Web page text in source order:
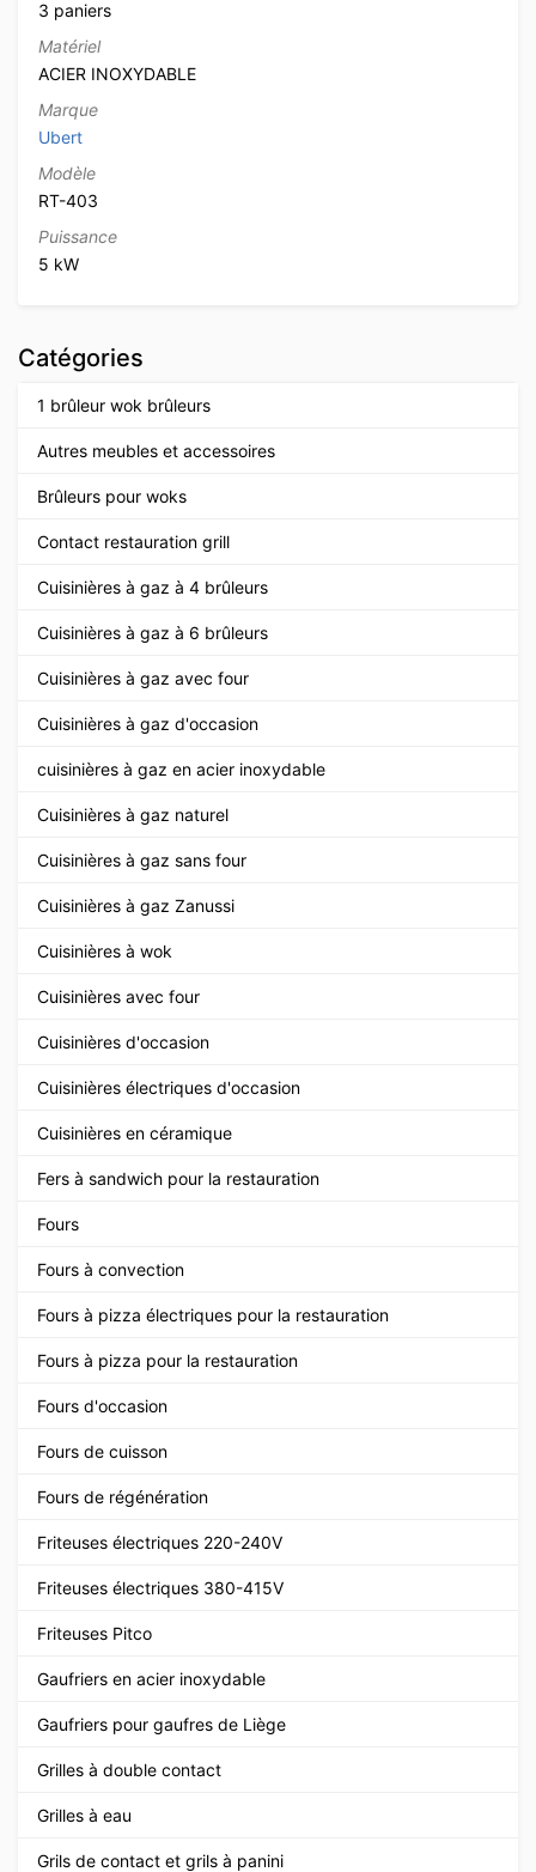
3 paniers
Matériel
ACIER INOXYDABLE
Marque
Ubert
Modèle
RT-403
Puissance
5 kW
Catégories
1 brûleur wok brûleurs
Autres meubles et accessoires
Brûleurs pour woks
Contact restauration grill
Cuisinières à gaz à 4 brûleurs
Cuisinières à gaz à 6 brûleurs
Cuisinières à gaz avec four
Cuisinières à gaz d'occasion
cuisinières à gaz en acier inoxydable
Cuisinières à gaz naturel
Cuisinières à gaz sans four
Cuisinières à gaz Zanussi
Cuisinières à wok
Cuisinières avec four
Cuisinières d'occasion
Cuisinières électriques d'occasion
Cuisinières en céramique
Fers à sandwich pour la restauration
Fours
Fours à convection
Fours à pizza électriques pour la restauration
Fours à pizza pour la restauration
Fours d'occasion
Fours de cuisson
Fours de régénération
Friteuses électriques 220-240V
Friteuses électriques 380-415V
Friteuses Pitco
Gaufriers en acier inoxydable
Gaufriers pour gaufres de Liège
Grilles à double contact
Grilles à eau
Grils de contact et grils à panini